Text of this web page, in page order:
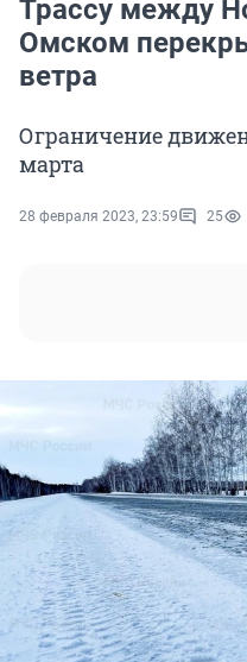
Трассу между
Омском
ветра
Ограничение
марта
28 февраля 2023, 23:59 25